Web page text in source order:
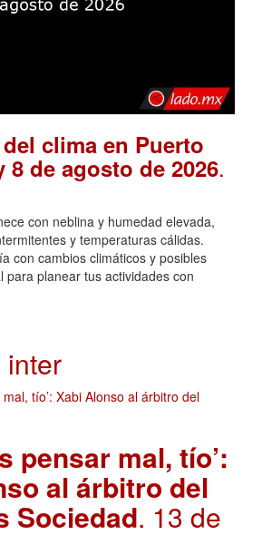
clima en Puerto
8 de agosto de 2026.
con neblina y humedad elevada,
y temperaturas cálidas.
con cambios climáticos y posibles
para planear tus actividades con
inter
pensar mal, tío’:
al árbitro del
Sociedad. 13 de